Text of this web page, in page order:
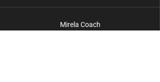
Mirela Coach